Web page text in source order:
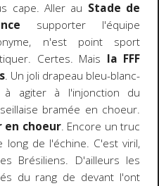
cape. Aller au Stade de
supporter l'équipe
n'est point sport
Certes. Mais la FFF
. Un joli drapeau bleu-blanc-
agiter à l'injonction du
bramée en choeur.
en choeur. Encore un truc
de l'échine. C'est viril,
Brésiliens. D'ailleurs les
du rang de devant l'ont